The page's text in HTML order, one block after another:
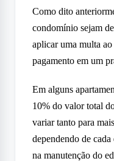
Como dito
condomínio sejam
aplicar uma multa
pagamento em um
Em alguns
10% do valor total
variar tanto para
dependendo de
na manutenção do